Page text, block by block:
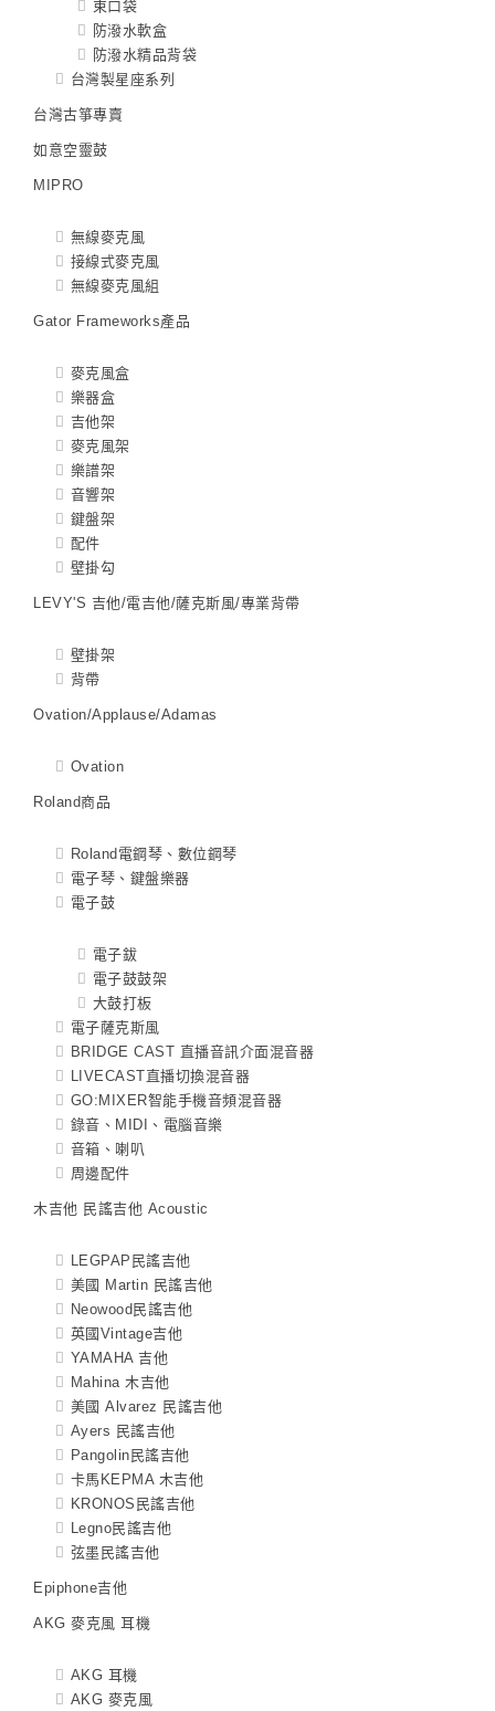
束口袋
防潑水軟盒
防潑水精品背袋
台灣製星座系列
台灣古箏專賣
如意空靈鼓
MIPRO
無線麥克風
接線式麥克風
無線麥克風組
Gator Frameworks產品
麥克風盒
樂器盒
吉他架
麥克風架
樂譜架
音響架
鍵盤架
配件
壁掛勾
LEVY'S 吉他/電吉他/薩克斯風/專業背帶
壁掛架
背帶
Ovation/Applause/Adamas
Ovation
Roland商品
Roland電鋼琴、數位鋼琴
電子琴、鍵盤樂器
電子鼓
電子鈸
電子鼓鼓架
大鼓打板
電子薩克斯風
BRIDGE CAST 直播音訊介面混音器
LIVECAST直播切換混音器
GO:MIXER智能手機音頻混音器
錄音、MIDI、電腦音樂
音箱、喇叭
周邊配件
木吉他 民謠吉他 Acoustic
LEGPAP民謠吉他
美國 Martin 民謠吉他
Neowood民謠吉他
英國Vintage吉他
YAMAHA 吉他
Mahina 木吉他
美國 Alvarez 民謠吉他
Ayers 民謠吉他
Pangolin民謠吉他
卡馬KEPMA 木吉他
KRONOS民謠吉他
Legno民謠吉他
弦墨民謠吉他
Epiphone吉他
AKG 麥克風 耳機
AKG 耳機
AKG 麥克風